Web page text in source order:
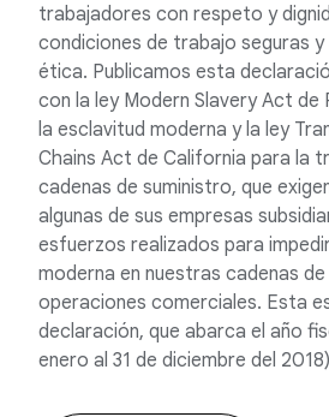
trabajadores con respeto y
condiciones de trabajo seguras
ética. Publicamos esta
con la ley Modern Slavery Act de
la esclavitud moderna y la ley
Chains Act de California para la
cadenas de suministro, que
algunas de sus empresas
esfuerzos realizados para
moderna en nuestras cadenas
operaciones comerciales. Esta
declaración, que abarca el año
enero al 31 de diciembre del